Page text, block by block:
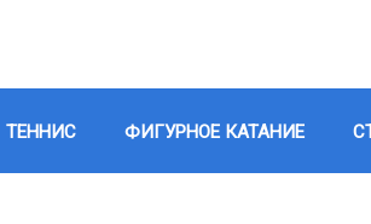
ТЕННИС ФИГУРНОЕ КАТАНИЕ